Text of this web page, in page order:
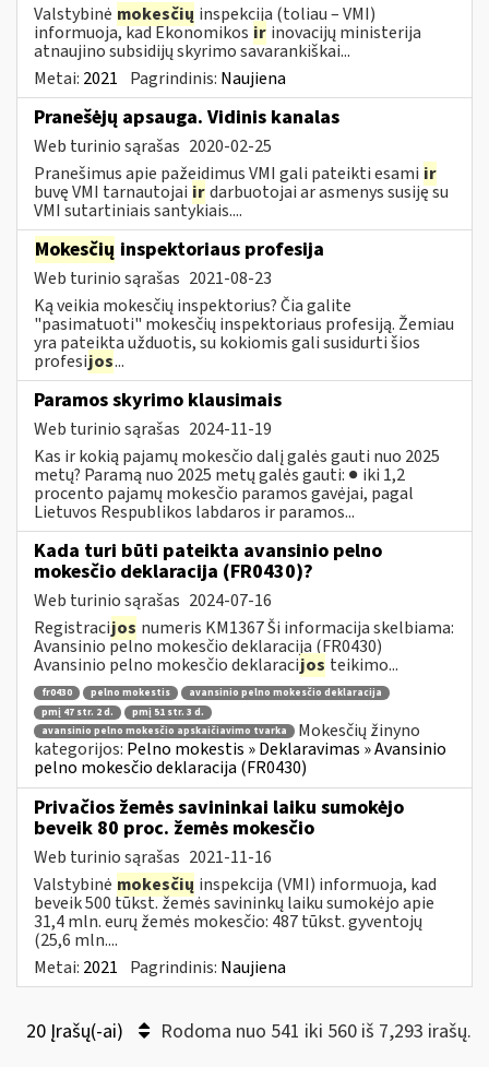
Valstybinė mokesčių inspekcija (toliau – VMI)
informuoja, kad Ekonomikos ir inovacijų ministerija
atnaujino subsidijų skyrimo savarankiškai...
Metai: 2021 Pagrindinis: Naujiena
Pranešėjų apsauga. Vidinis kanalas
Web turinio sąrašas 2020-02-25
Pranešimus apie pažeidimus VMI gali pateikti esami ir
buvę VMI tarnautojai irdarbuotojai ar asmenys susiję su
VMI sutartiniais santykiais....
Mokesčių inspektoriaus profesija
Web turinio sąrašas 2021-08-23
Ką veikia mokesčių inspektorius? Čia galite
"pasimatuoti" mokesčių inspektoriaus profesiją. Žemiau
yra pateikta užduotis, su kokiomis gali susidurti šios
profesijos...
Paramos skyrimo klausimais
Web turinio sąrašas 2024-11-19
Kas ir kokią pajamų mokesčio dalį galės gauti nuo 2025
metų? Paramą nuo 2025 metų galės gauti: ● iki 1,2
procento pajamų mokesčio paramos gavėjai, pagal
Lietuvos Respublikos labdaros ir paramos...
Kada turi būti pateikta avansinio pelno
mokesčio deklaracija (FR0430)?
Web turinio sąrašas 2024-07-16
Registracijos numeris KM1367 Ši informacija skelbiama:
Avansinio pelno mokesčio deklaracija (FR0430)
Avansinio pelno mokesčio deklaracijos teikimo...
fr0430 pelno mokestis
avansinio pelno mokesčio deklaracija
pmį 47 str. 2 d.
pmį 51 str. 3 d.
avansinio pelno mokesčio apskaičiavimo tvarka
Mokesčių žinyno
kategorijos: Pelno mokestis » Deklaravimas » Avansinio
pelno mokesčio deklaracija (FR0430)
Privačios žemės savininkai laiku sumokėjo
beveik 80 proc. žemės mokesčio
Web turinio sąrašas 2021-11-16
Valstybinė mokesčių inspekcija (VMI) informuoja, kad
beveik 500 tūkst. žemės savininkų laiku sumokėjo apie
31,4 mln. eurų žemės mokesčio: 487 tūkst. gyventojų
(25,6 mln....
Metai: 2021 Pagrindinis: Naujiena
20 Įrašų(-ai) Rodoma nuo 541 iki 560 iš 7,293 irašų.